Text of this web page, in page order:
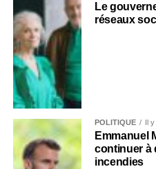
Le
réseaux
POLITIQUE Il
Emmanuel
continuer à
incendies